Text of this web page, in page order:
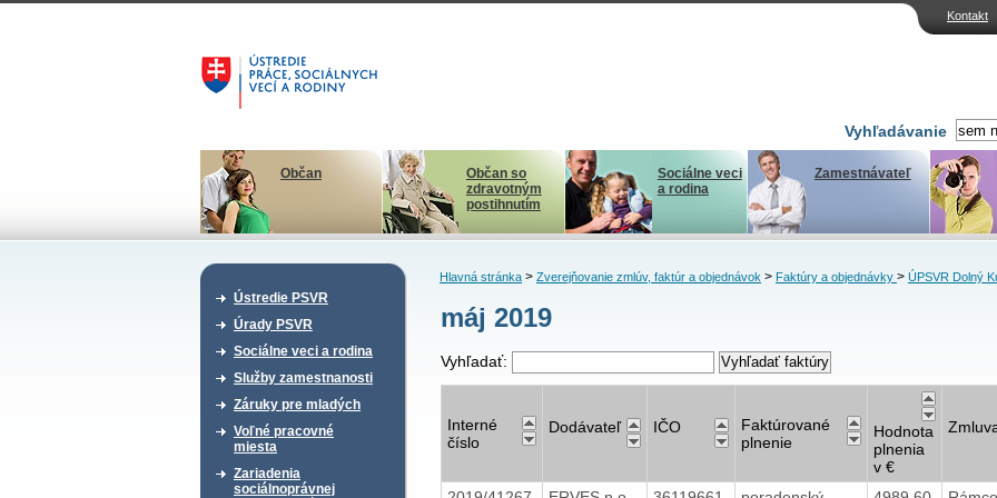
Kontakt
Vyhľadávanie
Občan
Občan so
zdravotným
postihnutím
Sociálne veci
a rodina
Zamestnávateľ
Ústredie PSVR
Úrady PSVR
Sociálne veci a rodina
Služby zamestnanosti
Záruky pre mladých
Voľné pracovné
miesta
Zariadenia
sociálnoprávnej
Hlavná stránka> Zverejňovanie zmlúv, faktúr a objednávok> Faktúry a objednávky > ÚPSVR Dolný
máj 2019
Vyhľadať:
Interné
číslo
Dodávateľ IČO
Faktúrované
plnenie
Hodnota
plnenia
v €